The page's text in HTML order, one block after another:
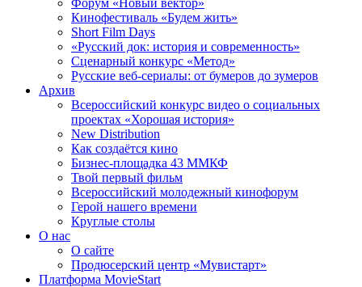
Форум «Новый вектор»
Кинофестиваль «Будем жить»
Short Film Days
«Русский док: история и современность»
Сценарный конкурс «Метод»
Русские веб-сериалы: от бумеров до зумеров
Архив
Всероссийский конкурс видео о социальных
проектах «Хорошая история»
New Distribution
Как создаётся кино
Бизнес-площадка 43 ММКФ
Твой первый фильм
Всероссийский молодежный кинофорум
Герой нашего времени
Круглые столы
О нас
О сайте
Продюсерский центр «Мувистарт»
Платформа MovieStart